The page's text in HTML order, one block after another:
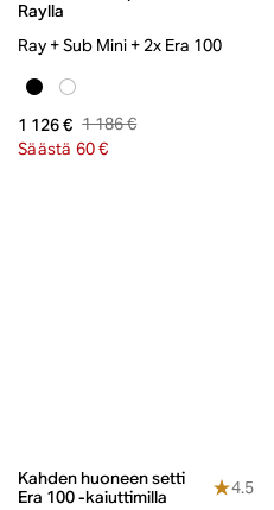
Raylla
Ray + Sub Mini + 2x Era 100
1 126 € 1 186 €
Säästä 60 €
Kahden huoneen setti
Era 100 -kaiuttimilla
4.5